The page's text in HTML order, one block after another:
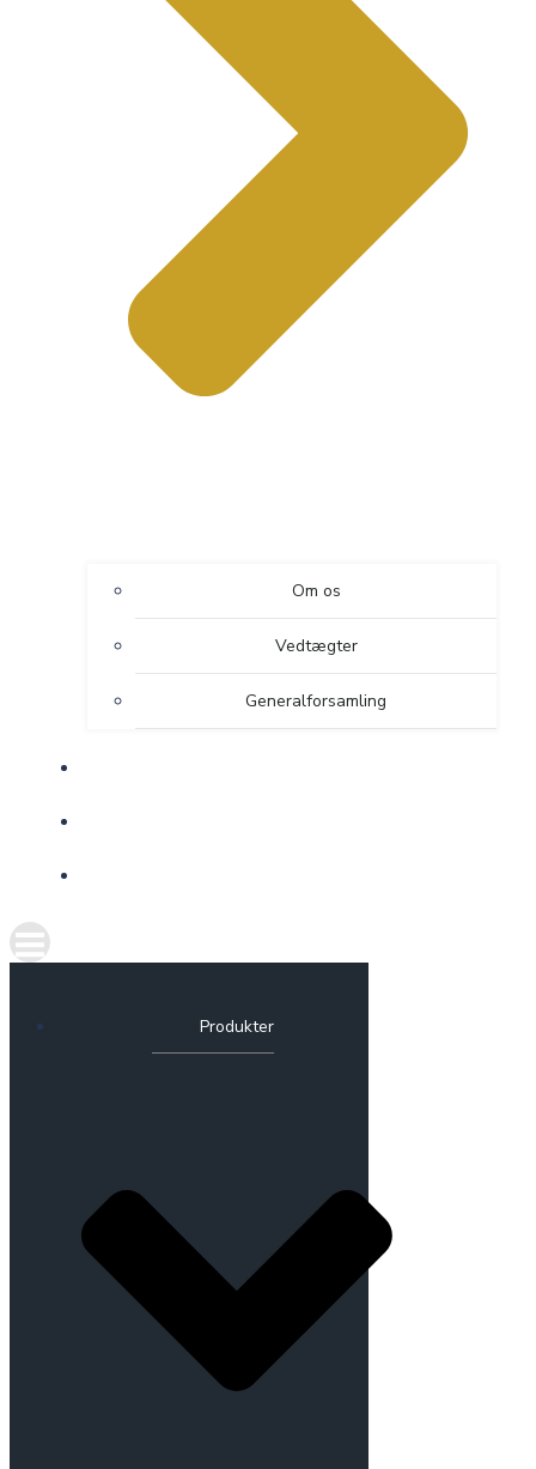
Om os
Vedtægter
Generalforsamling
Produkter